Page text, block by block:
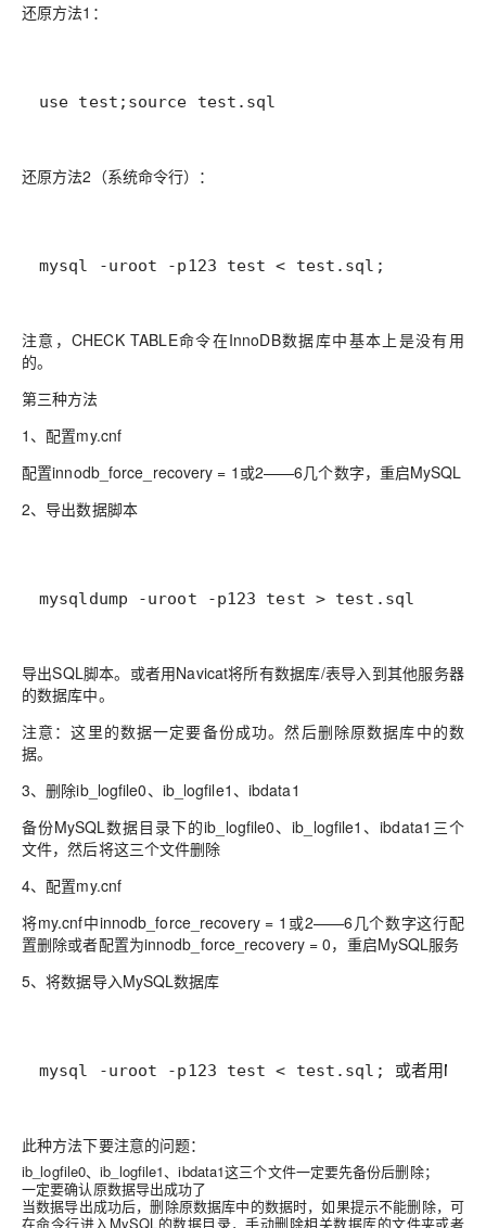
还原方法1：
use test;source test.sql
还原方法2（系统命令行）：
mysql -uroot -p123 test < test.sql;
注意，CHECK TABLE命令在InnoDB数据库中基本上是没有用
的。
第三种方法
1、配置my.cnf
配置innodb_force_recovery = 1或2——6几个数字，重启MySQL
2、导出数据脚本
mysqldump -uroot -p123 test > test.sql
导出SQL脚本。或者用Navicat将所有数据库/表导入到其他服务器
的数据库中。
注意：这里的数据一定要备份成功。然后删除原数据库中的数
据。
3、删除ib_logfile0、ib_logfile1、ibdata1
备份MySQL数据目录下的ib_logfile0、ib_logfile1、ibdata1三个
文件，然后将这三个文件删除
4、配置my.cnf
将my.cnf中innodb_force_recovery = 1或2——6几个数字这行配
置删除或者配置为innodb_force_recovery = 0，重启MySQL服务
5、将数据导入MySQL数据库
mysql -uroot -p123 test < test.sql; 或者用Navicat
此种方法下要注意的问题：
ib_logfile0、ib_logfile1、ibdata1这三个文件一定要先备份后删除；
一定要确认原数据导出成功了
当数据导出成功后，删除原数据库中的数据时，如果提示不能删除，可
在命令行进入MySQL的数据目录，手动删除相关数据库的文件夹或者